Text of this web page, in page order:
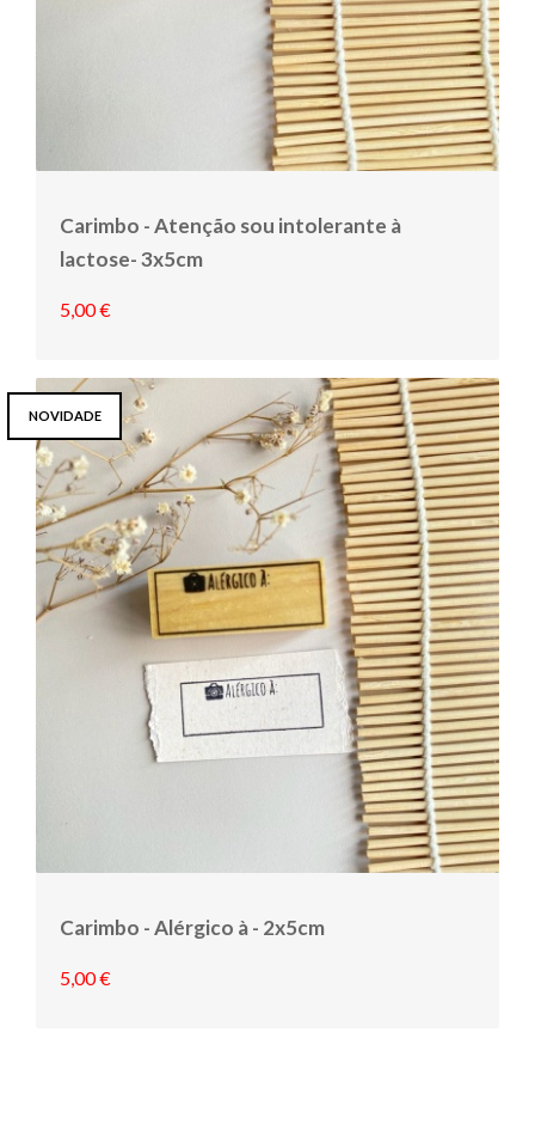
Carimbo - Atenção sou intolerante à
lactose- 3x5cm
5,00 €
NOVIDADE
Carimbo - Alérgico à - 2x5cm
5,00 €